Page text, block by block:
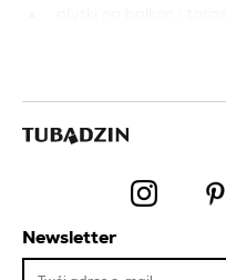
kremowe
Newsletter